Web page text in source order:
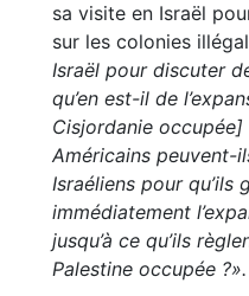
sa visite en Israël
sur les colonies
Israël pour discuter
qu’en est-il de
Cisjordanie occupée]
Américains peuvent-
Israéliens pour qu’ils
immédiatement
jusqu’à ce qu’ils
Palestine occupée ?».